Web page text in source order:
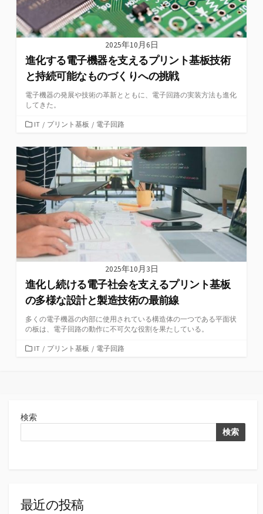
2025年10月6日
進化する電子機器を支えるプリント基板技術
と持続可能なものづくりへの挑戦
電子機器の発展や技術の革新とともに、電子回路の実装方法も進化
してきた。
カ
ゴ
リ
ー
IT / プリント基板 / 電子回路
2025年10月3日
進化し続ける電子社会を支えるプリント基板
の多様な設計と製造技術の最前線
多くの電子機器の内部に使用されている構造体の一つである平面状
の板は、電子回路の動作に不可欠な役割を果たしている。
カIT / プリント基板 / 電子回路
検索
検索
最近の投稿